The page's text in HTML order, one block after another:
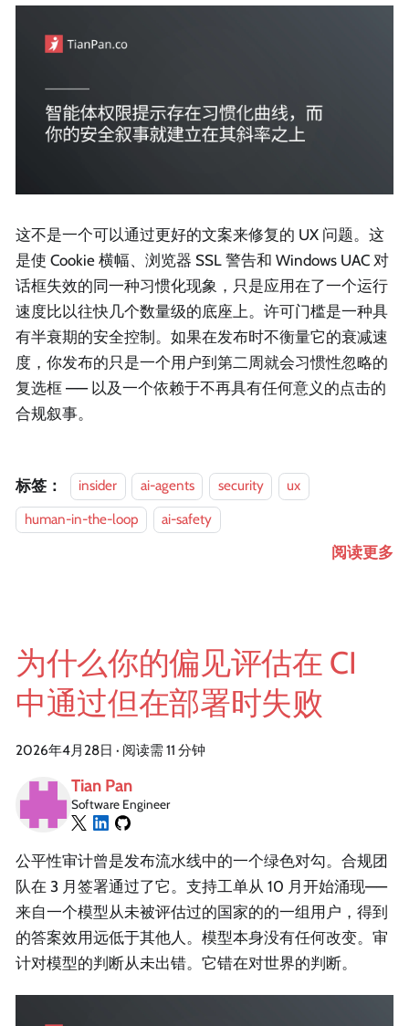
这不是一个可以通过更好的文案来修复的 UX 问题。这
是使 Cookie 横幅、浏览器 SSL 警告和 Windows UAC 对
话框失效的同一种习惯化现象，只是应用在了一个运行
速度比以往快几个数量级的底座上。许可门槛是一种具
有半衰期的安全控制。如果在发布时不衡量它的衰减速
度，你发布的只是一个用户到第二周就会习惯性忽略的
复选框 —— 以及一个依赖于不再具有任何意义的点击的
合规叙事。
标签： insider ai-agents security
ux
human-in-the-loop
ai-safety
阅读更多
为什么你的偏见评估在 CI
中通过但在部署时失败
2026年4月28日 · 阅读需 11 分钟
Tian Pan
Software Engineer
公平性审计曾是发布流水线中的一个绿色对勾。合规团
队在 3 月签署通过了它。支持工单从 10 月开始涌现——
来自一个模型从未被评估过的国家的的一组用户，得到
的答案效用远低于其他人。模型本身没有任何改变。审
计对模型的判断从未出错。它错在对世界的判断。